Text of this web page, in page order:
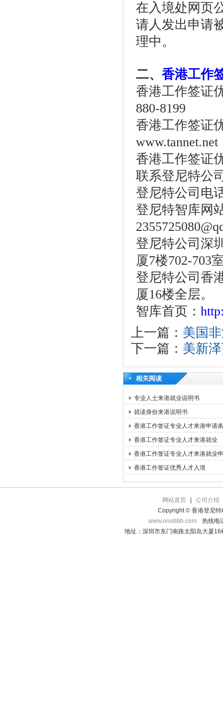
在入境处网页
请人发出申请
理中。
二、 香港工作
香港工作签证
880-8199
香港工作签证
www.tannet.net
香港工作签证
联系登尼特公
登尼特公司电
登尼特智库网
登尼特公司深
厦7楼702-703
登尼特公司香
厦16楼全层。
智库首页：
上一篇： 美国
下一篇： 美新
相关阅读
专业人士来港就业说明书
就读身份来港说明书
香港工作签证专业人才来港申请
香港工作签证专业人才来港就业
香港工作签证专业人才来港就业
香港工作签证优秀人才入境
网站首页
公司介绍
Copyright © 香港登尼特
www.onobbb.com
热线电
地址：深圳市东门南路太阳岛大厦